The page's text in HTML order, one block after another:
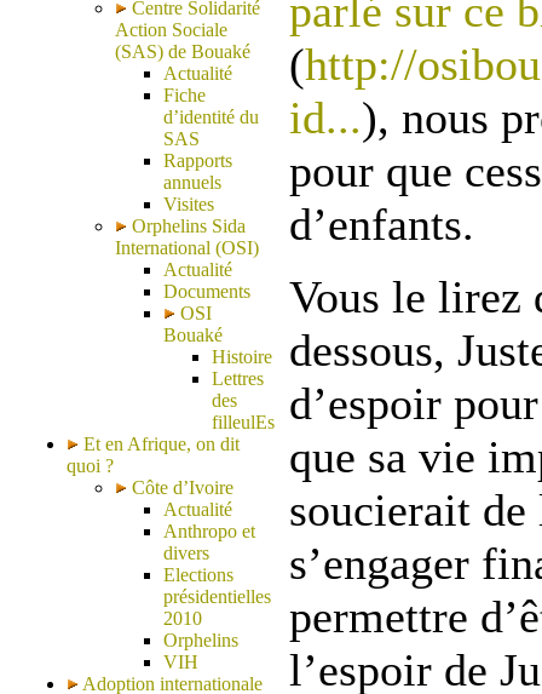
Centre Solidarité
Action Sociale
(SAS) de Bouaké
Actualité
Fiche
d’identité du
SAS
Rapports
annuels
Visites
Orphelins Sida
International (OSI)
Actualité
Documents
OSI
Bouaké
Histoire
Lettres
des
filleulEs
Et en Afrique, on dit
quoi ?
Côte d’Ivoire
Actualité
Anthropo et
divers
Elections
présidentielles
2010
Orphelins
VIH
Adoption internationale
parlé sur ce
(http://
id...), nous
pour que
d’enfants.
Vous le lirez
dessous,
d’espoir
que sa vie
soucierait
s’engager
permettre
l’espoir de